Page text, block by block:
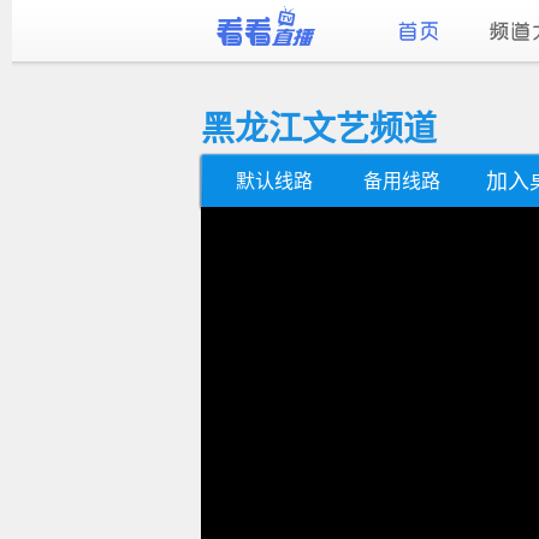
黑龙江文艺频道
默认线路 备用线路 加入